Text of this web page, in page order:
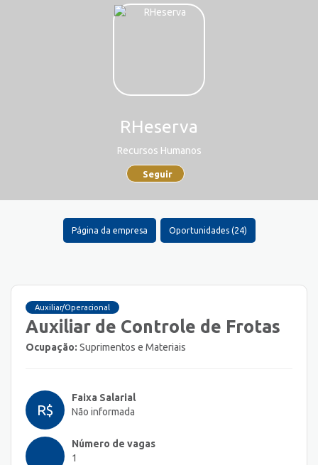
RHeserva
Recursos Humanos
Seguir
Página da empresa Oportunidades (24)
Auxiliar/Operacional
Auxiliar de Controle de Frotas
Ocupação: Suprimentos e Materiais
R$
Faixa Salarial
Não informada
Número de vagas
1